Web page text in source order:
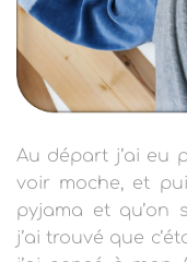
Au départ j’ai eu
voir moche, et
pyjama et qu’on
j’ai trouvé que